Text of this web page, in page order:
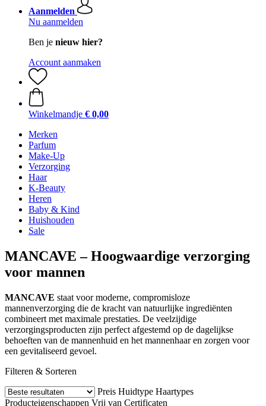
Aanmelden
Nu aanmelden
Ben je nieuw hier?
Account aanmaken
Winkelmandje € 0,00
Merken
Parfum
Make-Up
Verzorging
Haar
K-Beauty
Heren
Baby & Kind
Huishouden
Sale
MANCAVE – Hoogwaardige verzorging
voor mannen
MANCAVE staat voor moderne, compromisloze
mannenverzorging die de kracht van natuurlijke ingrediënten
combineert met maximale prestaties. De veelzijdige
verzorgingsproducten zijn perfect afgestemd op de dagelijkse
behoeften van de mannenhuid en het mannenhaar en zorgen voor
een gevitaliseerd gevoel.
Filteren & Sorteren
Preis Huidtype Haartypes
Producteigenschappen Vrij van Certificaten